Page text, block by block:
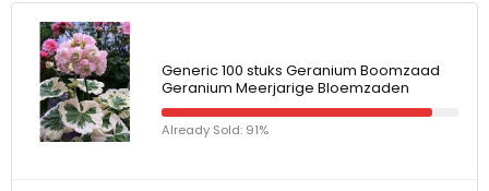
Generic 100 stuks Geranium Boomzaad
Geranium Meerjarige Bloemzaden
Already Sold: 91%